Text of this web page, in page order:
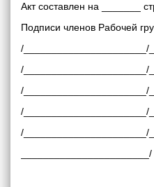
Акт составлен на _______
Подписи членов Рабочей
/______________________/
/______________________/
/______________________/
/______________________/
/______________________/
_______________________/